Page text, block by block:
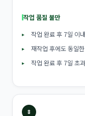
작업 품질 불만
작업 완료 후 7일 이
재작업 후에도 동일
작업 완료 후 7일 초
8